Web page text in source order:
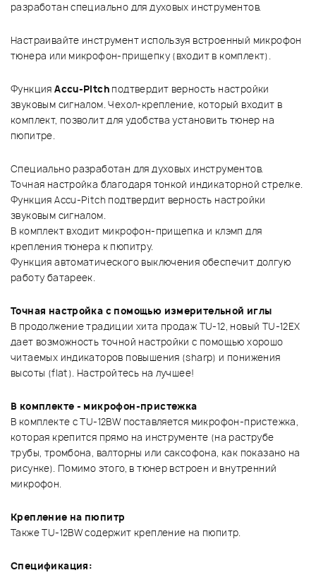
разработан специально для духовых инструментов.
Настраивайте инструмент используя встроенный микрофон
тюнера или микрофон-прищепку (входит в комплект).
ФункцияAccu-Pitch подтвердит верность настройки
звуковым сигналом. Чехол-крепление, который входит в
комплект, позволит для удобства установить тюнер на
пюпитре.
Специально разработан для духовых инструментов.
Точная настройка благодаря тонкой индикаторной стрелке.
Функция Accu-Pitch подтвердит верность настройки
звуковым сигналом.
В комплект входит микрофон-прищепка и клэмп для
крепления тюнера к пюпитру.
Функция автоматического выключения обеспечит долгую
работу батареек.
Точная настройка с помощью измерительной иглы
В продолжение традиции хита продаж TU-12, новый TU-12EX
дает возможность точной настройки с помощью хорошо
читаемых индикаторов повышения (sharp) и понижения
высоты (flat). Настройтесь на лучшее!
В комплекте - микрофон-пристежка
В комплекте с TU-12BW поставляется микрофон-пристежка,
которая крепится прямо на инструменте (на раструбе
трубы, тромбона, валторны или саксофона, как показано на
рисунке). Помимо этого, в тюнер встроен и внутренний
микрофон.
Крепление на пюпитр
Также TU-12BW содержит крепление на пюпитр.
Спецификация: